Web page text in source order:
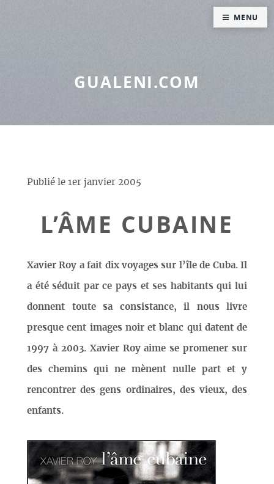
GUALENI.COM
Publié le 1er janvier 2005
L’ÂME CUBAINE
Xavier Roy a fait dix voyages sur l’île de Cuba. Il
a été séduit par ce pays et ses habitants qui lui
donnent toute sa consistance, il nous livre
presque cent images noir et blanc qui datent de
1997 à 2003. Xavier Roy aime se promener sur
des chemins qui ne mènent nulle part et y
rencontrer des gens ordinaires, des vieux, des
enfants.
MENU